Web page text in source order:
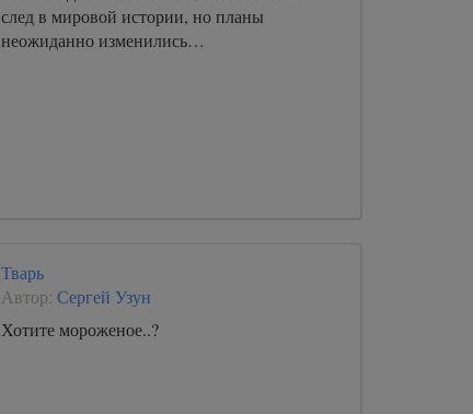
след в мировой истории, но планы
неожиданно изменились…
Тварь
Автор: Сергей Узун
Хотите мороженое..?